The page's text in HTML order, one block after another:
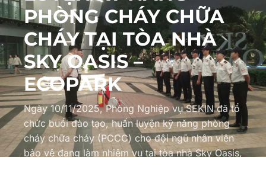
PHÒNG CHÁY CHỮA
CHÁY TẠI TÒA NHÀ
SKY OASIS –
ECOPARK
Ngày 10/11/2025, Phòng Nghiệp vụ SEKIN đã tổ
chức buổi đào tạo, huấn luyện kỹ năng phòng
cháy chữa cháy (PCCC) cho đội ngũ nhân viên
bảo vệ đang làm nhiệm vụ tại tòa nhà Sky Oasis,